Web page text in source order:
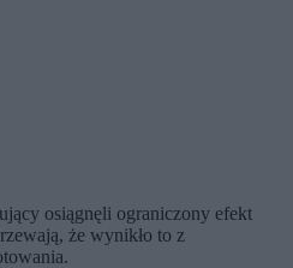
osiągnęli ograniczony efekt
że wynikło to z